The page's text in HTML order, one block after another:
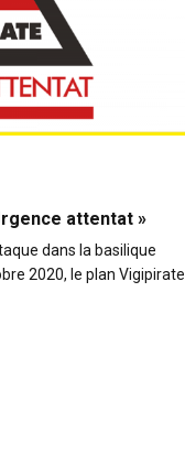
attentat »
dans la basilique
2020, le plan Vigipirate